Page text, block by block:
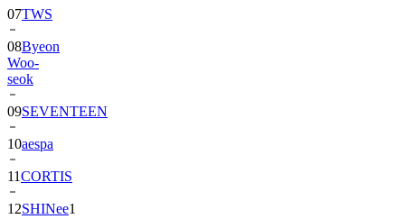
07TWS
08Byeon
Woo-
seok
09SEVENTEEN
10aespa
11CORTIS
12SHINee1